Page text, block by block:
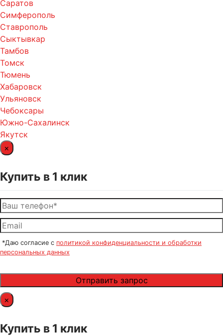
Саратов
Симферополь
Ставрополь
Сыктывкар
Тамбов
Томск
Тюмень
Хабаровск
Ульяновск
Чебоксары
Южно-Сахалинск
Якутск
×
Купить в 1 клик
*Даю согласие с политикой конфиденциальности и обработки
персональных данных
×
Купить в 1 клик